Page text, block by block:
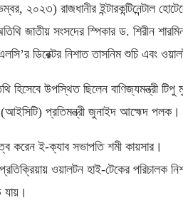
২০২৩) রাজধানীর ইন্টারকন্টিনেন্টাল
জাতীয় সংসদের স্পিকার ড. শিরীন
ডিরেক্টর নিশাত তাসনিম শুচি এবং
হিসেবে উপস্থিত ছিলেন বাণিজ্যমন্ত্রী
প্রতিমন্ত্রী জুনাইদ আহ্মেদ পলক।
করেন ই-ক্যাব সভাপতি শমী কায়সার।
ওয়ালটন হাই-টেকের পরিচালক
যায়।